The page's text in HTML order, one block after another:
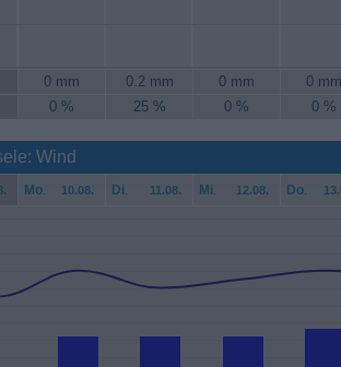
0 mm 0.2 mm 0 mm 0 mm
0 % 25 % 0 % 0 %
Wind
Mo. 10.08. Di. 11.08. Mi. 12.08. Do.